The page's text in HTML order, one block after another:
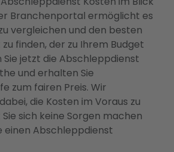
Branchenportal ermöglicht es
vergleichen und den besten
finden, der zu Ihrem Budget
Sie jetzt die Abschleppdienst
und erhalten Sie
zum fairen Preis. Wir
die Kosten im Voraus zu
sich keine Sorgen machen
einen Abschleppdienst